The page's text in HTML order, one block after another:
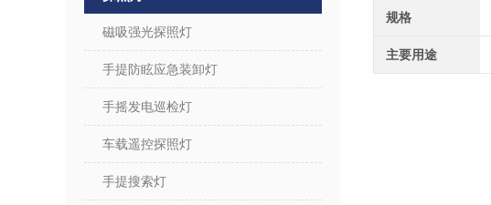
磁吸强光探照灯
手提防眩应急装卸灯
手摇发电巡检灯
车载遥控探照灯
手提搜索灯
规格
主要用途